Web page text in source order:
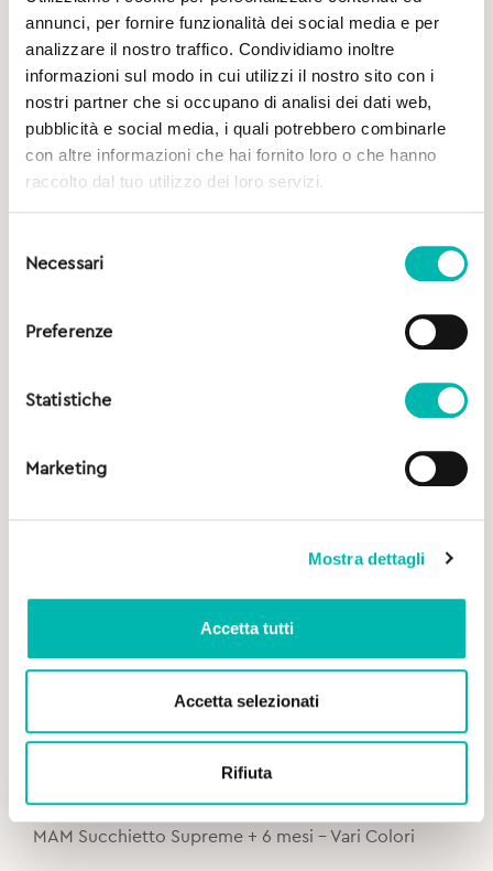
annunci, per fornire funzionalità dei social media e per
analizzare il nostro traffico. Condividiamo inoltre
informazioni sul modo in cui utilizzi il nostro sito con i
nostri partner che si occupano di analisi dei dati web,
pubblicità e social media, i quali potrebbero combinarle
con altre informazioni che hai fornito loro o che hanno
raccolto dal tuo utilizzo dei loro servizi.
delNecessari
Preferenze
Statistiche
Marketing
Mostra dettagli
Accetta tutti
Accetta selezionati
Rifiuta
Potrebbe Interessarti
price
was:
12,99€.
price
is:
10,70€.
MAM Succhietto Supreme + 6 mesi - Vari Colori